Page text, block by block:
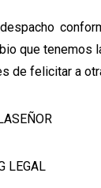
que tenemos
de felicitar a
LEGAL